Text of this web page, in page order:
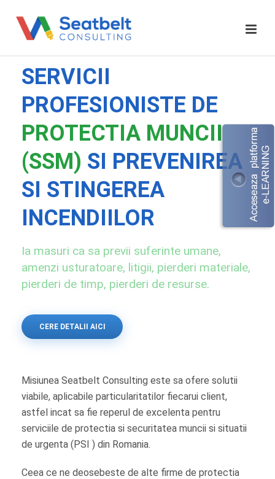
SERVICII
PROFESIONISTE DE
PROTECTIA MUNCII
(SSM) SI PREVENIREA
SI STINGEREA
INCENDIILOR
Ia masuri ca sa previi suferinte umane,
amenzi usturatoare, litigii, pierderi materiale,
pierderi de timp, pierderi de resurse.
CERE DETALII AICI
Misiunea Seatbelt Consulting este sa ofere solutii
viabile, aplicabile particularitatilor fiecarui client,
astfel incat sa fie reperul de excelenta pentru
serviciile de protectia si securitatea muncii si situatii
de urgenta (PSI ) din Romania.
Ceea ce ne deosebeste de alte firme de protectia